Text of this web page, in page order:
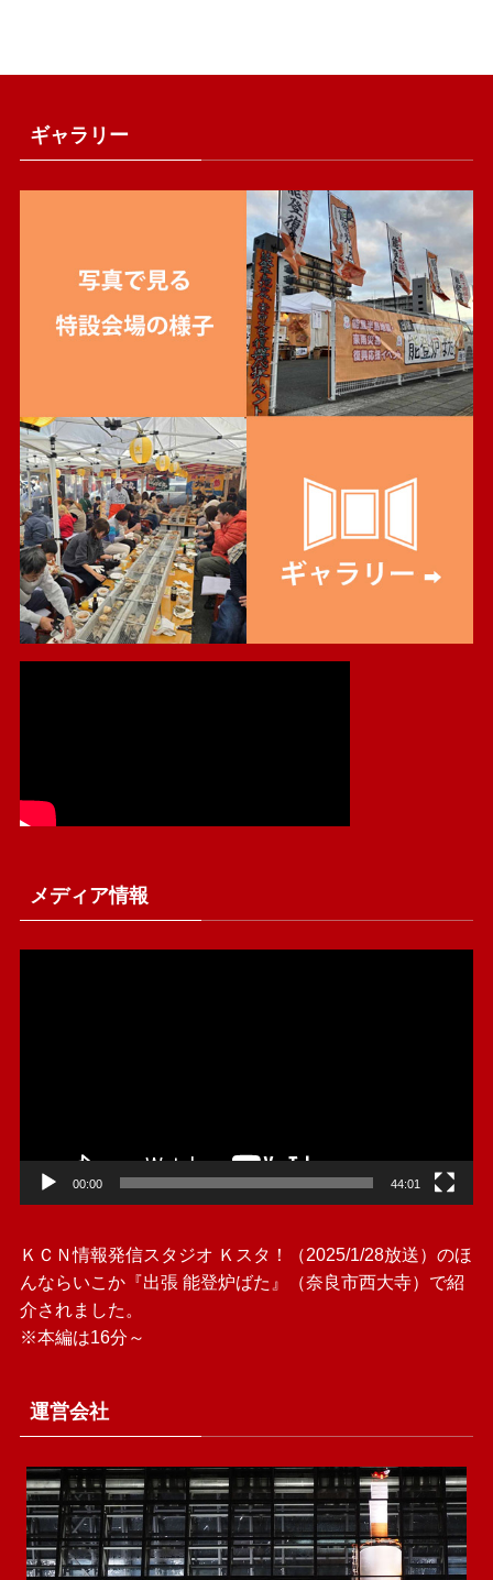
ギャラリー
メディア情報
00:00 44:01
ＫＣＮ情報発信スタジオ Ｋスタ！（2025/1/28放送）のほ
んならいこか『出張 能登炉ばた』（奈良市西大寺）で紹
介されました。
※本編は16分～
運営会社